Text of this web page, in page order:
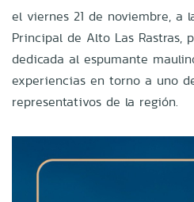
el viernes 21 de noviembre, a
Principal de Alto Las Rastras,
dedicada al espumante
experiencias en torno a uno
representativos de la región.